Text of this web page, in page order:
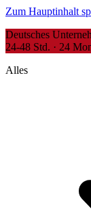
Zum Hauptinhalt
Deutsches
24-48 Std. · 24
Alles